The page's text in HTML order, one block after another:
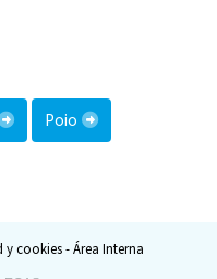
Poio
y cookies-Área Interna